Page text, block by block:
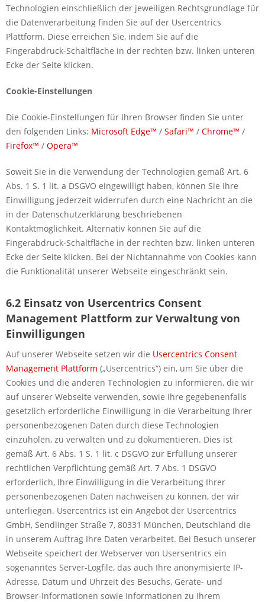
Technologien einschließlich der jeweiligen Rechtsgrundlage für
die Datenverarbeitung finden Sie auf der Usercentrics
Plattform. Diese erreichen Sie, indem Sie auf die
Fingerabdruck-Schaltfläche in der rechten bzw. linken unteren
Ecke der Seite klicken.
Cookie-Einstellungen
Die Cookie-Einstellungen für Ihren Browser finden Sie unter
den folgenden Links: Microsoft Edge™ / Safari™ / Chrome™ /
Firefox™ / Opera™
Soweit Sie in die Verwendung der Technologien gemäß Art. 6
Abs. 1 S. 1 lit. a DSGVO eingewilligt haben, können Sie Ihre
Einwilligung jederzeit widerrufen durch eine Nachricht an die
in der Datenschutzerklärung beschriebenen
Kontaktmöglichkeit. Alternativ können Sie auf die
Fingerabdruck-Schaltfläche in der rechten bzw. linken unteren
Ecke der Seite klicken. Bei der Nichtannahme von Cookies kann
die Funktionalität unserer Webseite eingeschränkt sein.
6.2 Einsatz von Usercentrics Consent
Management Plattform zur Verwaltung von
Einwilligungen
Auf unserer Webseite setzen wir die Usercentrics Consent
Management Plattform („Usercentrics“) ein, um Sie über die
Cookies und die anderen Technologien zu informieren, die wir
auf unserer Webseite verwenden, sowie Ihre gegebenenfalls
gesetzlich erforderliche Einwilligung in die Verarbeitung Ihrer
personenbezogenen Daten durch diese Technologien
einzuholen, zu verwalten und zu dokumentieren. Dies ist
gemäß Art. 6 Abs. 1 S. 1 lit. c DSGVO zur Erfüllung unserer
rechtlichen Verpflichtung gemäß Art. 7 Abs. 1 DSGVO
erforderlich, Ihre Einwilligung in die Verarbeitung Ihrer
personenbezogenen Daten nachweisen zu können, der wir
unterliegen. Usercentrics ist ein Angebot der Usercentrics
GmbH, Sendlinger Straße 7, 80331 München, Deutschland die
in unserem Auftrag Ihre Daten verarbeitet. Bei Besuch unserer
Webseite speichert der Webserver von Usersentrics ein
sogenanntes Server-Logfile, das auch Ihre anonymisierte IP-
Adresse, Datum und Uhrzeit des Besuchs, Geräte- und
Browser-Informationen sowie Informationen zu Ihrem